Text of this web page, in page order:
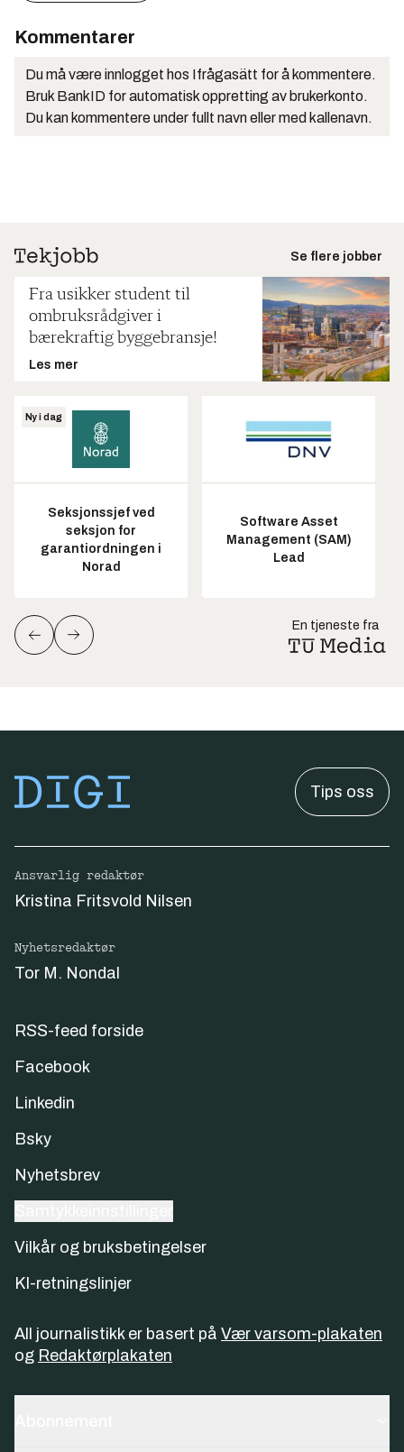
Kommentarer
Du må være innlogget hos Ifrågasätt for å kommentere.
Bruk BankID for automatisk oppretting av brukerkonto.
Du kan kommentere under fullt navn eller med kallenavn.
Se flere jobber
Fra usikker student til
ombruksrådgiver i
bærekraftig byggebransje!
Les mer
Ny i dag
Seksjonssjef ved
seksjon for
garantiordningen i
Norad
Software Asset
Management (SAM)
Lead
En tjeneste fra
Tips oss
Ansvarlig redaktør
Kristina Fritsvold Nilsen
Nyhetsredaktør
Tor M. Nondal
RSS-feed forside
Facebook
Linkedin
Bsky
Nyhetsbrev
Vilkår og bruksbetingelser
KI-retningslinjer
All journalistikk er basert på Vær varsom-plakaten
og Redaktørplakaten